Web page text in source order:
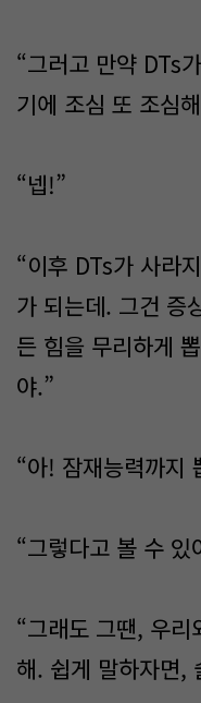
“그러고 만약 DTs
기에 조심 또 조심
“넵!”
“이후 DTs가 사라
가 되는데. 그건 증
든 힘을 무리하게
야.”
“아! 잠재능력까지
“그렇다고 볼 수 있
“그래도 그땐, 우
해. 쉽게 말하자면,